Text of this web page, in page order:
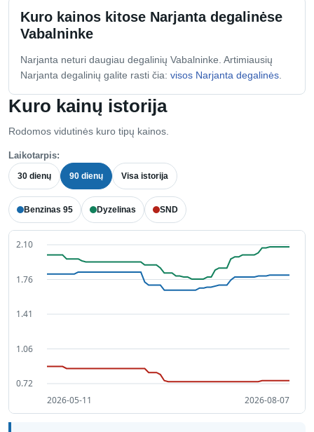
Kuro kainų istorija
Rodomos vidutinės kuro tipų kainos.
Laikotarpis:
30 dienų 90 dienų Visa istorija
Benzinas 95 Dyzelinas SND
Kuro kainos kitose Narjanta degalinėse
Vabalninke
Narjanta neturi daugiau degalinių Vabalninke. Artimiausių
Narjanta degalinių galite rasti čia: visos Narjanta degalinės